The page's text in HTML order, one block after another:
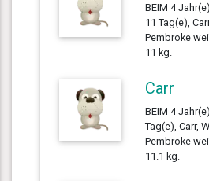
BEIM 4
11 Tag(e),
Pembroke
11 kg.
Carr
BEIM 4
Tag(e), Carr,
Pembroke
11.1 kg.